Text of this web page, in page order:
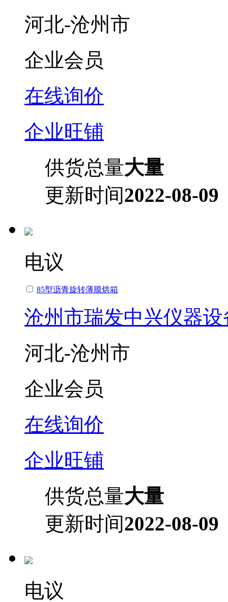
河北-沧州市
企业会员
在线询价
企业旺铺
供货总量大量
更新时间2022-08-09
电议
85型沥青旋转薄膜烘箱
沧州市瑞发中兴仪器
河北-沧州市
企业会员
在线询价
企业旺铺
供货总量大量
更新时间2022-08-09
电议